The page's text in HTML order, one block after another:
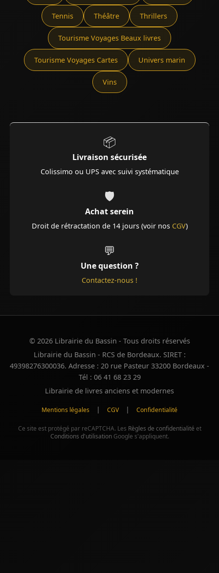
Tennis Théâtre Thrillers
Tourisme Voyages Beaux livres
Tourisme Voyages Cartes Univers marin
Vins
📦
Livraison sécurisée
Colissimo ou UPS avec suivi systématique
🛡️
Achat serein
Droit de rétractation de 14 jours (voir nos CGV)
💬
Une question ?
Contactez-nous !
© 2026 Librairie du Bassin - Tous droits réservés
Librairie du Bassin - RCS de Bordeaux. SIRET :
49398276300036. Adresse : 20 rue Pasteur 33200 Bordeaux -
Tél : 06 41 68 23 29
Librairie de livres anciens et modernes
Mentions légales | CGV | Confidentialité
Ce site est protégé par reCAPTCHA. Les Règles de confidentialité et
Conditions d'utilisationGoogle s'appliquent.